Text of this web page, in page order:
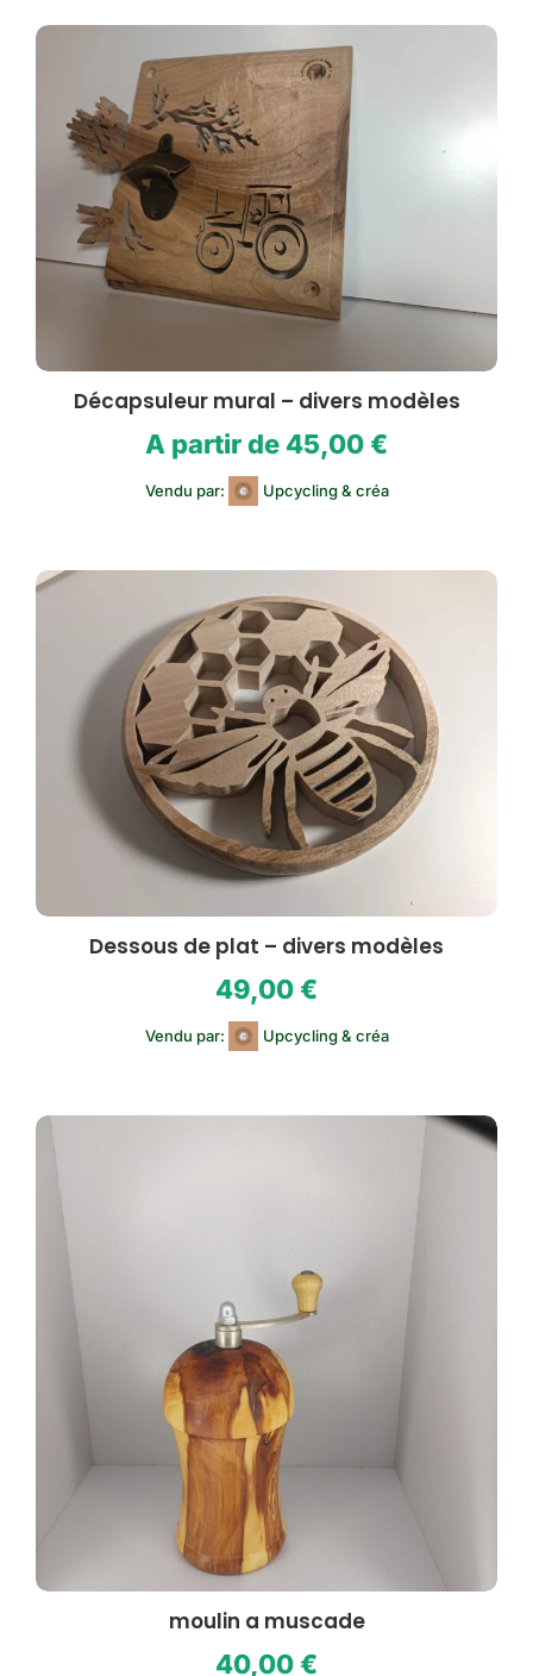
Décapsuleur mural – divers modèles
A partir de 45,00€
Vendu par: Upcycling & créa
Dessous de plat – divers modèles
49,00€
Vendu par: Upcycling & créa
moulin a muscade
40,00€